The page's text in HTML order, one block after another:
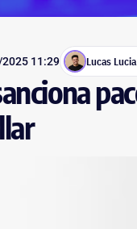
11:29 Lucas